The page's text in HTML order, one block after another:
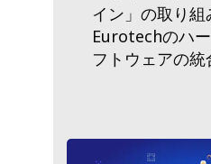
イン」の取り組
Eurotechのハ
フトウェアの統